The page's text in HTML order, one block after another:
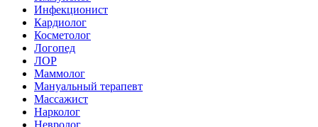
Инфекционист
Кардиолог
Косметолог
Логопед
ЛОР
Маммолог
Мануальный терапевт
Массажист
Нарколог
Невролог